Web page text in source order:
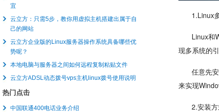
宜
云立方：只需5步，教你用虚拟主机搭建出属于自
己的网站
云立方企业版的Linux服务器操作系统具备哪些优
势呢？
本地电脑与服务器之间如何远程复制粘贴文件
云立方ADSL动态拨号vps主机linux拨号使用说明
热门点击
中国联通400电话业务介绍
1.Linux
Linux和
现多系统的
任意先
来实现
2.安装